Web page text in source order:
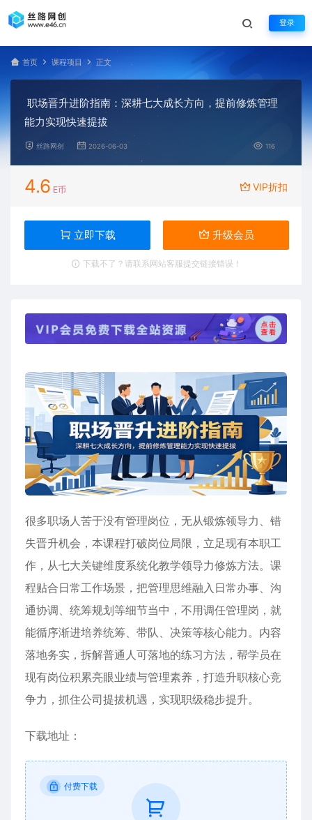
登录
首页 课程项目 正文
职场晋升进阶指南：深耕七大成长方向，提前修炼管理
能力实现快速提拔
丝路网创 2026-06-03 116
4.6 E币 VIP折扣
立即下载 升级会员
下载不了？请联系网站客服提交链接错误！
很多职场人苦于没有管理岗位，无从锻炼领导力、错
失晋升机会，本课程打破岗位局限，立足现有本职工
作，从七大关键维度系统化教学领导力修炼方法。课
程贴合日常工作场景，把管理思维融入日常办事、沟
通协调、统筹规划等细节当中，不用调任管理岗，就
能循序渐进培养统筹、带队、决策等核心能力。内容
落地务实，拆解普通人可落地的练习方法，帮学员在
现有岗位积累亮眼业绩与管理素养，打造升职核心竞
争力，抓住公司提拔机遇，实现职级稳步提升。
下载地址：
付费下载